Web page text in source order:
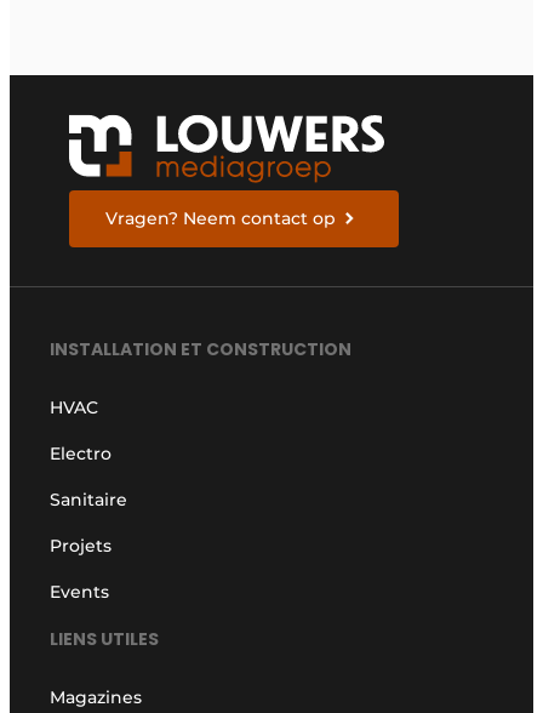
Vragen? Neem contact op
INSTALLATION ET CONSTRUCTION
HVAC
Electro
Sanitaire
Projets
Events
LIENS UTILES
Magazines